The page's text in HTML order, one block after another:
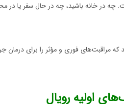
چه در خانه باشید، چه در حال سفر یا
مراقبت‌های فوری و مؤثر را برای درمان
اولیه رویال